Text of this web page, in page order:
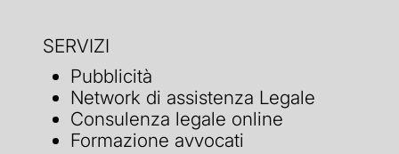
SERVIZI
Pubblicità
Network di assistenza Legale
Consulenza legale online
Formazione avvocati